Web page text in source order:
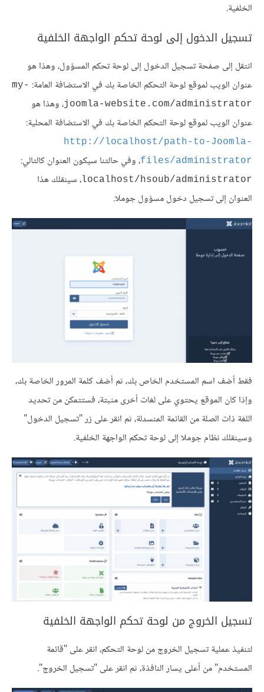
الخلفية.
تسجيل الدخول إلى لوحة تحكم الواجهة الخلفية
انتقل إلى صفحة تسجيل الدخول إلى لوحة تحكم المسؤول، وهذا هو
عنوان الويب لموقع لوحة التحكم الخاصة بك في الاستضافة العامة: my-
joomla-website.com/administrator، وهذا هو
عنوان الويب لموقع لوحة التحكم الخاصة بك في الاستضافة المحلية:
http://localhost/path-to-Joomla-
files/administrator، وفي حالتنا سيكون العنوان كالتالي:
localhost/hsoub/administrator ، سينقلك هذا
العنوان إلى تسجيل دخول مسؤول جوملا.
فقط أضف اسم المستخدم الخاص بك، ثم أضف كلمة المرور الخاصة بك،
وإذا كان الموقع يحتوي على لغات أخرى مثبتة، فستتمكن من تحديد
اللغة ذات الصلة من القائمة المنسدلة، ثم انقر على زر "تسجيل الدخول"
وسينقلك نظام جوملا إلى لوحة تحكم الواجهة الخلفية.
تسجيل الخروج من لوحة تحكم الواجهة الخلفية
لتنفيذ عملية تسجيل الخروج من لوحة التحكم، انقر على "قائمة
المستخدم" من أعلى يسار النافذة، ثم انقر على "تسجيل الخروج".